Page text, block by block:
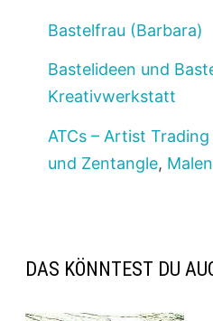
Bastelfrau (Barbara)
Bastelideen und
Kreativwerkstatt
ATCs – Artist
und Zentangle, Malen
DAS KÖNNTEST DU